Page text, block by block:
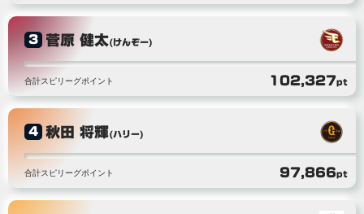
3 菅原 健太(けんぞー)
合計スピリーグポイント 102,327pt
4 秋田 将輝(ハリー)
合計スピリーグポイント 97,866pt